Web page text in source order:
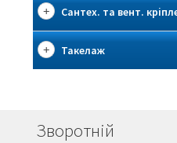
Сантех. та вент.
Такелаж
Зворотній